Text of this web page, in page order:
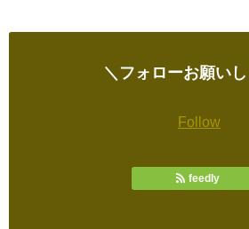
＼フォローお願い
Follow
feedly